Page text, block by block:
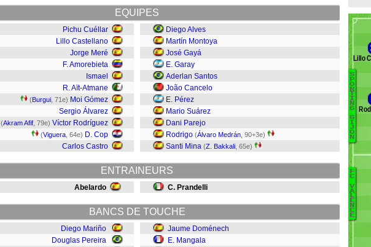
EQUIPES
Pichu Cuéllar
Lillo Castellano
Jorge Meré
F. Amorebieta
Ismael
R. Aït-Atmane
(Burgui , 71e) Moi Gómez
Sergio Álvarez
(Akram Afif , 79e) Víctor Rodríguez
(Viguera , 64e) D. Cop
Carlos Castro
Diego Alves
Martín Montoya
José Gayá
E. Garay
Aderlan Santos
João Cancelo
E. Pérez
Mario Suárez
Dani Parejo
Rodrigo (Álvaro Medrán , 90+3e)
Santi Mina (Z. Bakkali , 65e)
ENTRAINEURS
Abelardo C. Prandelli
BANCS DE TOUCHE
Diego Mariño
Douglas Pereira
Jaume Doménech
E. Mangala
S
P
O
R
I
N
G
G
I
J
O
N
F
C
V
A
L
E
N
C
E
Lillo